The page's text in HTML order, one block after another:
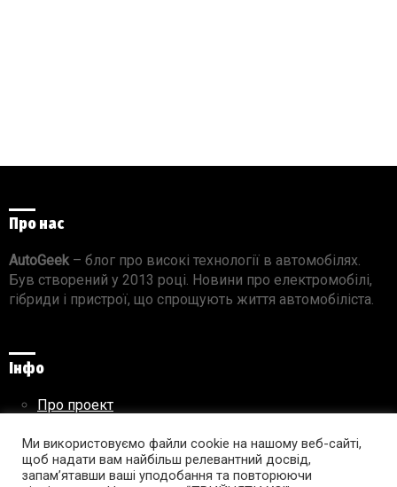
Про нас
AutoGeek– блог про високі технології в автомобілях.
Був створений у 2013 році. Новини про електромобілі,
гібриди і пристрої, що спрощують життя автомобіліста.
Інфо
Про проект
Правила використання матеріалів
Ми використовуємо файли cookie на нашому веб-сайті,
щоб надати вам найбільш релевантний досвід,
запам’ятавши ваші уподобання та повторюючи